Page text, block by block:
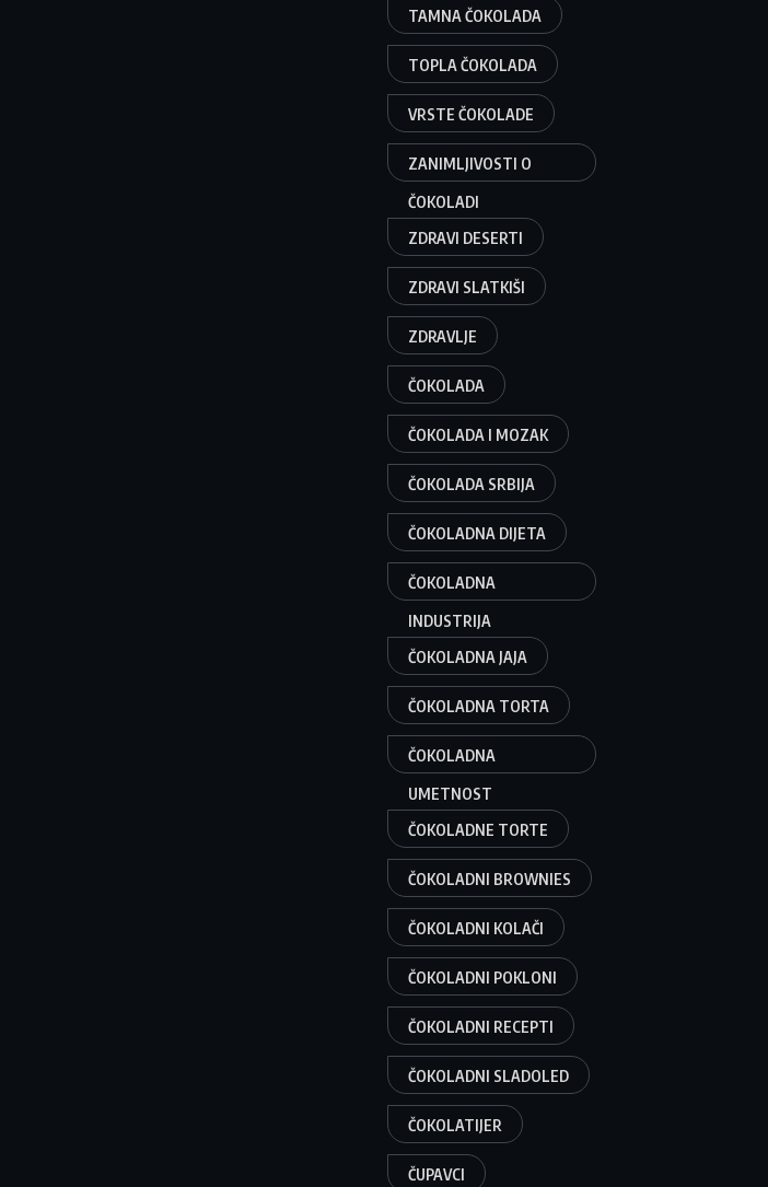
TAMNA ČOKOLADA
TOPLA ČOKOLADA
VRSTE ČOKOLADE
ZANIMLJIVOSTI O
ČOKOLADI
ZDRAVI DESERTI
ZDRAVI SLATKIŠI
ZDRAVLJE
ČOKOLADA
ČOKOLADA I MOZAK
ČOKOLADA SRBIJA
ČOKOLADNA DIJETA
ČOKOLADNA
INDUSTRIJA
ČOKOLADNA JAJA
ČOKOLADNA TORTA
ČOKOLADNA
UMETNOST
ČOKOLADNE TORTE
ČOKOLADNI BROWNIES
ČOKOLADNI KOLAČI
ČOKOLADNI POKLONI
ČOKOLADNI RECEPTI
ČOKOLADNI SLADOLED
ČOKOLATIJER
ČUPAVCI